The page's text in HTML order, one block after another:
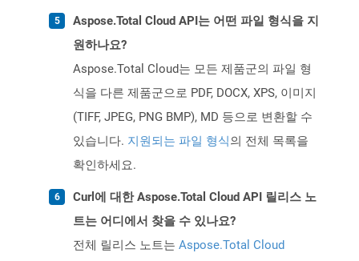
Aspose.Total Cloud API는 어떤 파일 형식을 지
원하나요?
Aspose.Total Cloud는 모든 제품군의 파일 형
식을 다른 제품군으로 PDF, DOCX, XPS, 이미지
(TIFF, JPEG, PNG BMP), MD 등으로 변환할 수
있습니다. 지원되는 파일 형식의 전체 목록을
확인하세요.
Curl에 대한 Aspose.Total Cloud API 릴리스 노
트는 어디에서 찾을 수 있나요?
전체 릴리스 노트는 Aspose.Total Cloud